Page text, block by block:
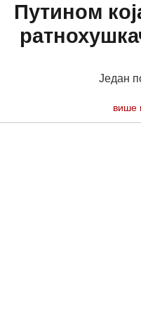
Путином
Један
више